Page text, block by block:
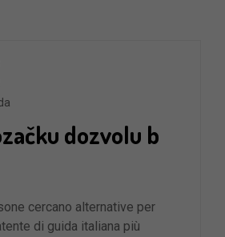
dozvolu b
cercano alternative per
di guida italiana più